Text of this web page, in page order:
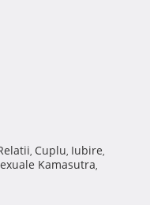
, Cuplu, Iubire,
Kamasutra,